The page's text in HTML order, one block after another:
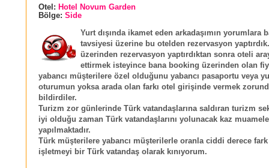
Otel: Hotel Novum Garden
Bölge: Side
Yurt dışında ikamet eden arkadaşımın yorumlara
tavsiyesi üzerine bu otelden rezervasyon
üzerinden rezervasyon yaptırdıktan sonra oteli
ettirmek isteyince bana booking üzerinden olan
yabancı müşterilere özel olduğunu yabancı pasaportu veya
oturumun yoksa arada olan farkı otel girişinde vermek
bildirdiler.
Turizm zor günlerinde Türk vatandaşlarına saldıran turizm
iyi olduğu zaman Türk vatandaşlarını yolunacak kaz
yapılmaktadır.
Türk müşterilere yabancı müşterilerle oranla ciddi derece
işletmeyi bir Türk vatandaş olarak kınıyorum.